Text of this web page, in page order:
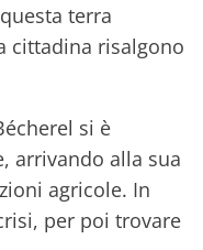
terra
cittadina risalgono
si è
arrivando alla sua
agricole. In
per poi trovare